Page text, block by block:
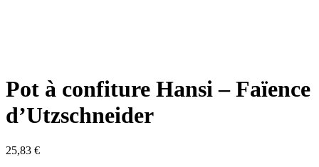
Pot à confiture Hansi – Faïence
d’Utzschneider
25,83 €